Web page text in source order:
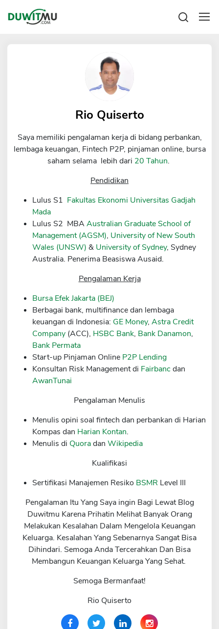
Mengelola keuangan
Pinjaman Online
Hutang
KTA
Broker Forex
Sekuritas Saham
Bank Digital
Crypto
Exchange
Asuransi
Asuransi Jiwa
Asuransi Kesehatan
Asuransi Syariah
Rio Quiserto
Saya memiliki pengalaman kerja di bidang perbankan,
lembaga keuangan, Fintech P2P, pinjaman online, bursa
saham selama lebih dari 20 Tahun.
Pendidikan
Lulus S1 Fakultas Ekonomi Universitas Gadjah
Mada
Lulus S2 MBAAustralian Graduate School of
Management (AGSM), University of New South
Wales (UNSW) & University of Sydney, Sydney
Australia. Penerima Beasiswa Ausaid.
Pengalaman Kerja
Bursa Efek Jakarta (BEJ)
Berbagai bank, multifinance dan lembaga
keuangan di Indonesia: GE Money,Astra Credit
Company (ACC), HSBC Bank, Bank Danamon,
Bank Permata
Start-up Pinjaman Online P2P Lending
Konsultan Risk Management di Fairbancdan
AwanTunai
Pengalaman Menulis
Menulis opini soal fintech dan perbankan di Harian
Kompas dan Harian Kontan.
Menulis di QuoradanWikipedia
Kualifikasi
Sertifikasi Manajemen Resiko BSMR Level III
Pengalaman Itu Yang Saya ingin Bagi Lewat Blog
Duwitmu Karena Prihatin Melihat Banyak Orang
Melakukan Kesalahan Dalam Mengelola Keuangan
Keluarga. Kesalahan Yang Sebenarnya Sangat Bisa
Dihindari. Semoga Anda Tercerahkan Dan Bisa
Membangun Keuangan Keluarga Yang Sehat.
Semoga Bermanfaat!
Rio Quiserto